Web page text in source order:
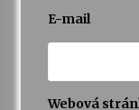
E-mail
Webová